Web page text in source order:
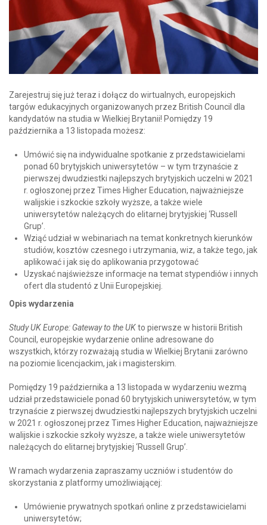
Zarejestruj się już teraz i dołącz do wirtualnych, europejskich
targów edukacyjnych organizowanych przez British Council dla
kandydatów na studia w Wielkiej Brytanii! Pomiędzy 19
października a 13 listopada możesz:
Umówić się na indywidualne spotkanie z przedstawicielami
ponad 60 brytyjskich uniwersytetów – w tym trzynaście z
pierwszej dwudziestki najlepszych brytyjskich uczelni w 2021
r. ogłoszonej przez Times Higher Education, najważniejsze
walijskie i szkockie szkoły wyższe, a także wiele
uniwersytetów należących do elitarnej brytyjskiej ‘Russell
Grup’.
Wziąć udział w webinariach na temat konkretnych kierunków
studiów, kosztów czesnego i utrzymania, wiz, a także tego, jak
aplikować i jak się do aplikowania przygotować
Uzyskać najświeższe informacje na temat stypendiów i innych
ofert dla studentó z Unii Europejskiej.
Opis wydarzenia
Study UK Europe: Gateway to the UKto pierwsze w historii British
Council, europejskie wydarzenie online adresowane do
wszystkich, którzy rozważają studia w Wielkiej Brytanii zarówno
na poziomie licencjackim, jak i magisterskim.
Pomiędzy 19 października a 13 listopada w wydarzeniu wezmą
udział przedstawiciele ponad 60 brytyjskich uniwersytetów, w tym
trzynaście z pierwszej dwudziestki najlepszych brytyjskich uczelni
w 2021 r. ogłoszonej przez Times Higher Education, najważniejsze
walijskie i szkockie szkoły wyższe, a także wiele uniwersytetów
należących do elitarnej brytyjskiej ‘Russell Grup’.
W ramach wydarzenia zapraszamy uczniów i studentów do
skorzystania z platformy umożliwiającej:
Umówienie prywatnych spotkań online z przedstawicielami
uniwersytetów;